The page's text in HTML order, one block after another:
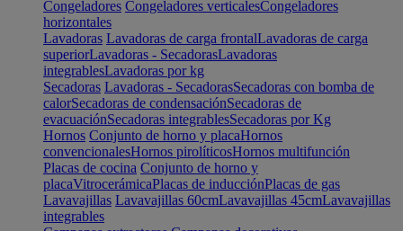
Congeladores Congeladores verticalesCongeladores
horizontales
Lavadoras Lavadoras de carga frontalLavadoras de carga
superiorLavadoras - SecadorasLavadoras
integrablesLavadoras por kg
Secadoras Lavadoras - SecadorasSecadoras con bomba de
calorSecadoras de condensaciónSecadoras de
evacuaciónSecadoras integrablesSecadoras por Kg
Hornos Conjunto de horno y placaHornos
convencionalesHornos pirolíticosHornos multifunción
Placas de cocina Conjunto de horno y
placaVitrocerámicaPlacas de inducciónPlacas de gas
Lavavajillas Lavavajillas 60cmLavavajillas 45cmLavavajillas
integrables